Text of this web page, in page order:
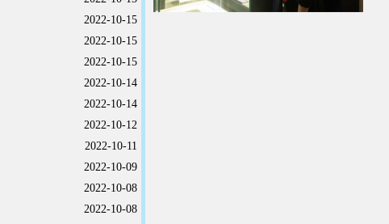
2022-10-15
2022-10-15
2022-10-15
2022-10-14
2022-10-14
2022-10-12
2022-10-11
2022-10-09
2022-10-08
2022-10-08